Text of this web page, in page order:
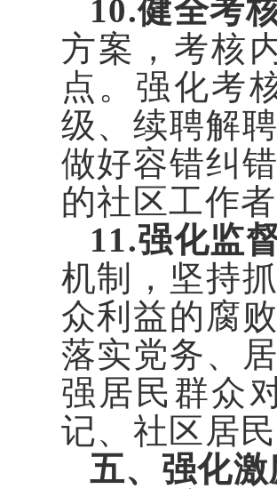
10.健全考
方案，考核
点。强化考
级、续聘解
做好容错纠
的社区工作
11.强化监
机制，坚持
众利益的腐
落实党务、
强居民群众
记、社区居
五、强化